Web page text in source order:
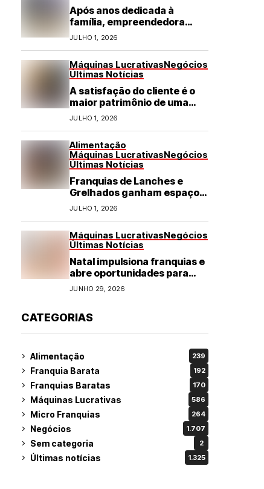
Após anos dedicada à
família, empreendedora
transforma franquia de
turismo em negócio de
JULHO 1, 2026
Máquinas LucrativasNegócios
Últimas Notícias
A satisfação do cliente é o
maior patrimônio de uma
franquia
JULHO 1, 2026
Alimentação
Máquinas LucrativasNegócios
Últimas Notícias
Franquias de Lanches e
Grelhados ganham espaço
com demanda por refeições
rápidas e de qualidade
JULHO 1, 2026
Máquinas LucrativasNegócios
Últimas Notícias
Natal impulsiona franquias e
abre oportunidades para
diversos segmentos do
JUNHO 29, 2026
CATEGORIAS
Alimentação 239
Franquia Barata 192
Franquias Baratas 170
Máquinas Lucrativas 586
Micro Franquias 264
Negócios 1.707
Sem categoria 2
Últimas notícias 1.325